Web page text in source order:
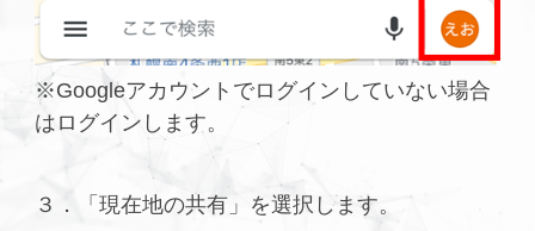
※Googleアカウントでログインしていない場合
はログインします。
３．「現在地の共有」を選択します。